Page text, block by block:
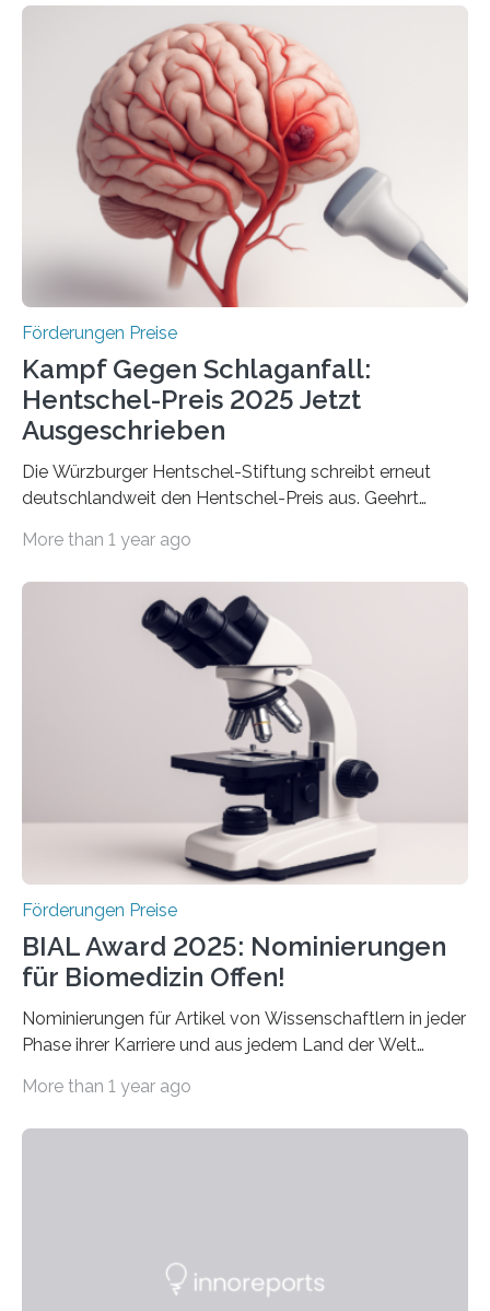
Woche vom Haushaltsausschuss freigegeben – unter
anderem zur Unterstützung der
Industrieforschungsprogramme Industrielle
Gemeinschaftsforschung (IGF), Zentrales
Innovationsprogramm Mittelstand (ZIM) und
Innovationskompetenz INNO-KOM. Auf dem
Innovationstag Mittelstand 2025 am 5. Juni 2025 in
Berlin überbrachte das Bundesministerium für
Wirtschaft und Energie eine gute Nachricht:
Überplanmäßige Verpflichtungsermächtigungen in
Förderungen Preise
Kampf Gegen Schlaganfall:
Hentschel-Preis 2025 Jetzt
Ausgeschrieben
Die Würzburger Hentschel-Stiftung schreibt erneut
deutschlandweit den Hentschel-Preis aus. Geehrt
hochrangige wissenschaftliche Publikation zum Thema
Schlaganfall“ mit Sitz in Würzburg fördert die
Schlaganfallforschung, um die Behandlung der
Betroffenen zu verbessern. Dazu schreibt sie auch in
diesem Jahr wieder deutschlandweit den Hentschel-
Preis aus. Er richtet sich gezielt an jüngere
Forscherinnen und Forscher unter 40 Jahren. Geehrt
werden soll eine herausragende Doktorarbeit oder eine
hochrangige wissenschaftliche Publikation zum Thema
More than 1 year ago
Förderungen Preise
BIAL Award 2025: Nominierungen
für Biomedizin Offen!
Nominierungen für Artikel von Wissenschaftlern in jeder
Phase ihrer Karriere und aus jedem Land der Welt
Leben gerufen, um die bemerkenswertesten
Foundation, des BIAL Award in Biomedicine ist in
More than 1 year ago